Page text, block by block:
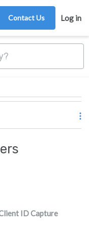
Contact Us Log in
ID Capture